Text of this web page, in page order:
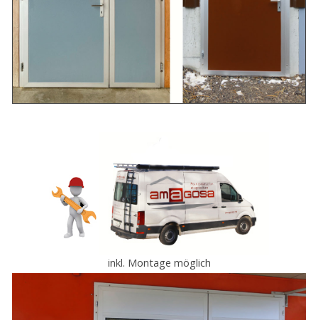
inkl. Montage möglich